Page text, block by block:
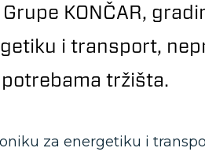
KONČAR,
i transport,
tržišta.
za energetiku i